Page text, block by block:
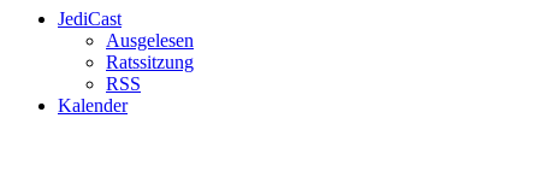
JediCast
Ausgelesen
Ratssitzung
RSS
Kalender